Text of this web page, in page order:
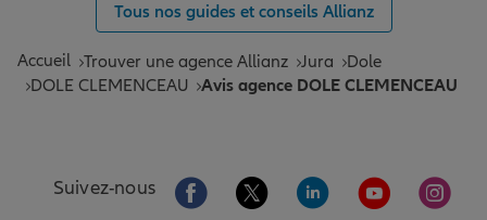
Tous nos guides et conseils Allianz
Accueil Trouver une agence Allianz Jura
Dole
DOLE CLEMENCEAU Avis agence DOLE CLEMENCEAU
Suivez-nous Aller sur la page Facebook de Allianz
Aller sur la page Twitter de
Aller sur la page
Aller sur la
Aller